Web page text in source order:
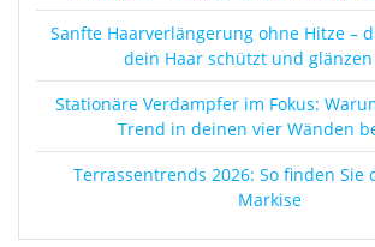
Sanfte Haarverlängerung ohne Hitze –
dein Haar schützt und
Stationäre Verdampfer im Fokus:
Trend in deinen vier Wänden
Terrassentrends 2026: So finden Sie
Markise